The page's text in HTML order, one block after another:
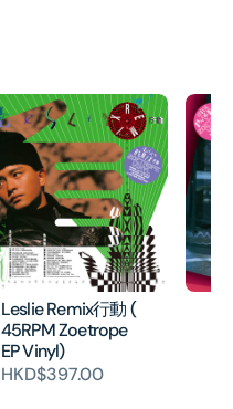
Leslie Remix行動 (
45RPM Zoetrope
EP Vinyl)
HKD$397.00